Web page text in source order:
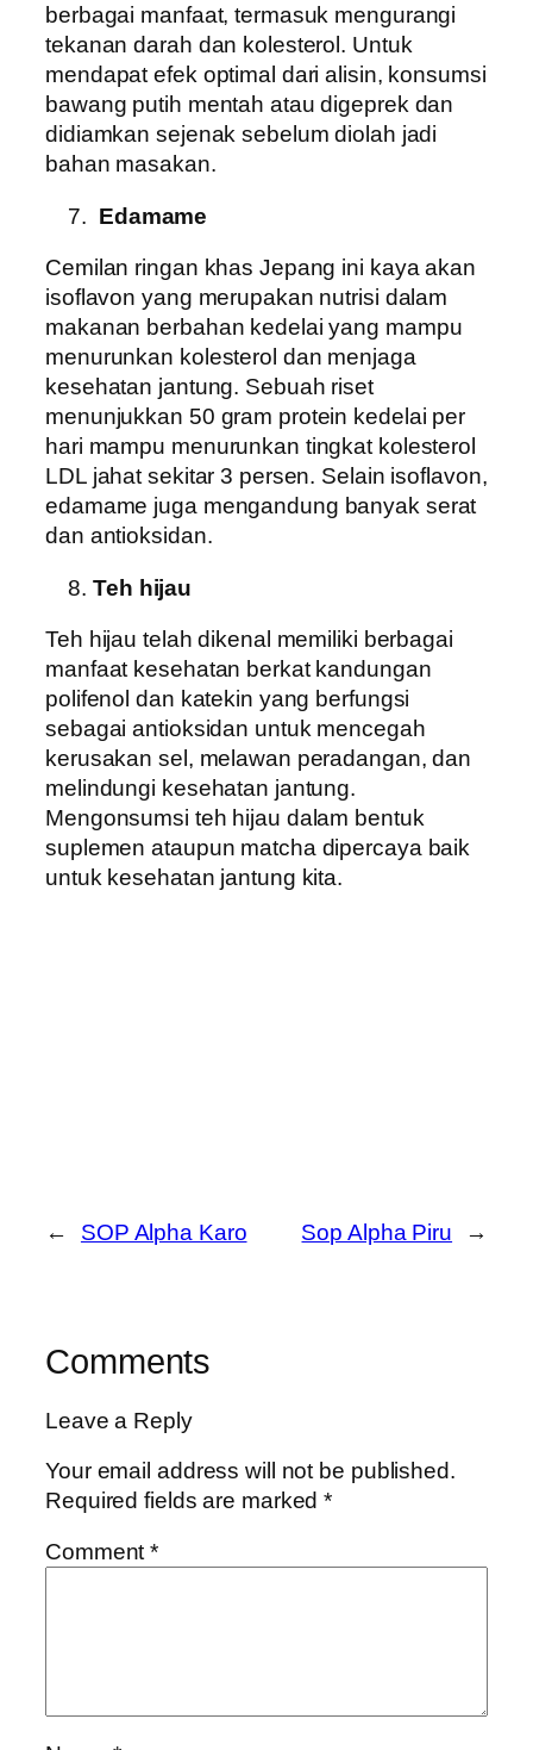
berbagai manfaat, termasuk mengurangi
tekanan darah dan kolesterol. Untuk
mendapat efek optimal dari alisin, konsumsi
bawang putih mentah atau digeprek dan
didiamkan sejenak sebelum diolah jadi
bahan masakan.
Edamame
Cemilan ringan khas Jepang ini kaya akan
isoflavon yang merupakan nutrisi dalam
makanan berbahan kedelai yang mampu
menurunkan kolesterol dan menjaga
kesehatan jantung. Sebuah riset
menunjukkan 50 gram protein kedelai per
hari mampu menurunkan tingkat kolesterol
LDL jahat sekitar 3 persen. Selain isoflavon,
edamame juga mengandung banyak serat
dan antioksidan.
Teh hijau
Teh hijau telah dikenal memiliki berbagai
manfaat kesehatan berkat kandungan
polifenol dan katekin yang berfungsi
sebagai antioksidan untuk mencegah
kerusakan sel, melawan peradangan, dan
melindungi kesehatan jantung.
Mengonsumsi teh hijau dalam bentuk
suplemen ataupun matcha dipercaya baik
untuk kesehatan jantung kita.
← SOP Alpha Karo Sop Alpha Piru →
Comments
Leave a Reply
Your email address will not be published.
Required fields are marked*
Comment*